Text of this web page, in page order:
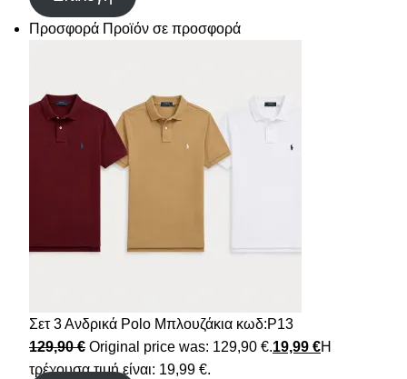
Προσφορά Προϊόν σε προσφορά
Σετ 3 Ανδρικά Polo Μπλουζάκια κωδ:P13
129,90€ Original price was: 129,90 €.19,99 €Η
τρέχουσα τιμή είναι: 19,99 €.